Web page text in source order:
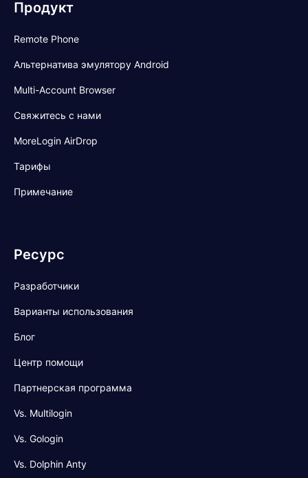
Продукт
Remote Phone
Альтернатива эмулятору Android
Multi-Account Browser
Свяжитесь с нами
MoreLogin AirDrop
Тарифы
Примечание
Ресурс
Разработчики
Варианты использования
Блог
Центр помощи
Партнерская программа
Vs. Multilogin
Vs. Gologin
Vs. Dolphin Anty